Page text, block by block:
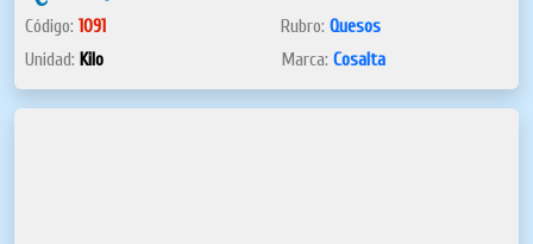
Código: 1091
Unidad: Kilo
Rubro: Quesos
Marca: Cosalta